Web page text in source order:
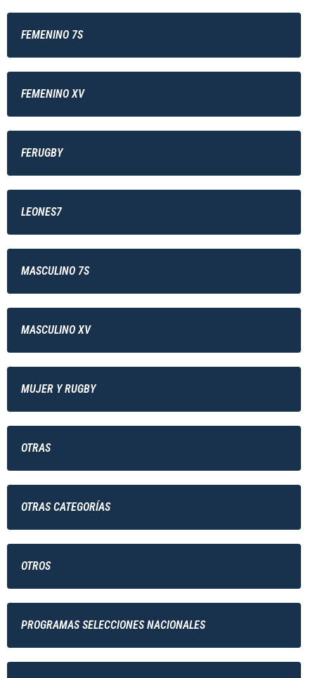
FEMENINO 7S
FEMENINO XV
FERUGBY
LEONES7
MASCULINO 7S
MASCULINO XV
MUJER Y RUGBY
OTRAS
OTRAS CATEGORÍAS
OTROS
PROGRAMAS SELECCIONES NACIONALES